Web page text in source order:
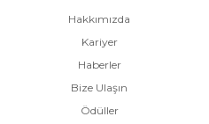
Hakkımızda
Kariyer
Haberler
Bize Ulaşın
Ödüller